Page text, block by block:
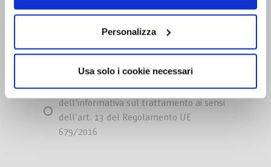
Personalizza
Usa solo i cookie necessari
Dichiaro di aver preso visione
dell’informativa sul trattamento ai sensi
dell’art. 13 del Regolamento UE
679/2016